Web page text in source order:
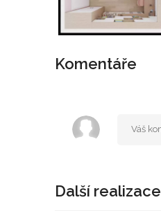
Komentáře
Další realizace